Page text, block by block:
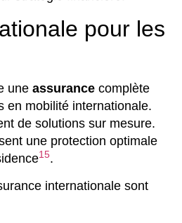
pour les
une assurance complète
en mobilité internationale.
de solutions sur mesure.
une protection optimale
15.
internationale sont